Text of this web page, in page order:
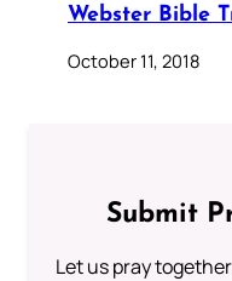
Webster Bible
October 11, 2018
Submit
Let us pray